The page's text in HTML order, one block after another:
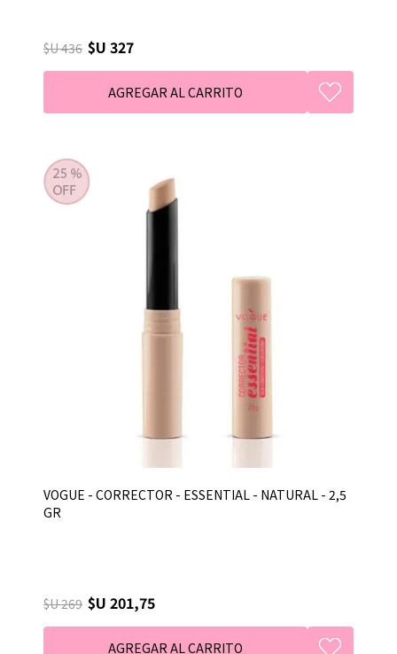
$U 436 $U 327
VOGUE - CORRECTOR - ESSENTIAL - NATURAL - 2,5
GR
$U 269 $U 201,75